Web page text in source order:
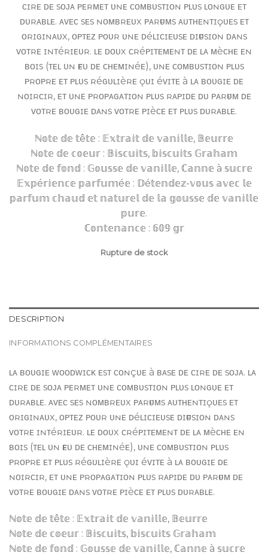
ᴄɪʀᴇ ᴅᴇ sᴏᴊᴀ ᴘᴇʀᴍᴇᴛ ᴜɴᴇ ᴄᴏᴍʙᴜsᴛɪᴏɴ ᴘʟᴜs ʟᴏɴɢᴜᴇ ᴇᴛ
ᴅᴜʀᴀʙʟᴇ. ᴀᴠᴇᴄ sᴇs ɴᴏᴍʙʀᴇᴜx ᴘᴀʀғᴜᴍs ᴀᴜᴛʜᴇɴᴛɪǫᴜᴇs ᴇᴛ
ᴏʀɪɢɪɴᴀᴜx, ᴏᴘᴛᴇᴢ ᴘᴏᴜʀ ᴜɴᴇ ᴅéʟɪᴄɪᴇᴜsᴇ ᴅɪғғᴜsɪᴏɴ ᴅᴀɴs
ᴠᴏᴛʀᴇ ɪɴᴛéʀɪᴇᴜʀ. ʟᴇ ᴅᴏᴜx ᴄʀéᴘɪᴛᴇᴍᴇɴᴛ ᴅᴇ ʟᴀ ᴍèᴄʜᴇ ᴇɴ
ʙᴏɪs (ᴛᴇʟ ᴜɴ ғᴇᴜ ᴅᴇ ᴄʜᴇᴍɪɴéᴇ), ᴜɴᴇ ᴄᴏᴍʙᴜsᴛɪᴏɴ ᴘʟᴜs
ᴘʀᴏᴘʀᴇ ᴇᴛ ᴘʟᴜs ʀéɢᴜʟɪèʀᴇ ǫᴜɪ éᴠɪᴛᴇ à ʟᴀ ʙᴏᴜɢɪᴇ ᴅᴇ
ɴᴏɪʀᴄɪʀ, ᴇᴛ ᴜɴᴇ ᴘʀᴏᴘᴀɢᴀᴛɪᴏɴ ᴘʟᴜs ʀᴀᴘɪᴅᴇ ᴅᴜ ᴘᴀʀғᴜᴍ ᴅᴇ
ᴠᴏᴛʀᴇ ʙᴏᴜɢɪᴇ ᴅᴀɴs ᴠᴏᴛʀᴇ ᴘɪèᴄᴇ ᴇᴛ ᴘʟᴜs ᴅᴜʀᴀʙʟᴇ.
ℕ𝕠𝕥𝕖 𝕕𝕖 𝕥ê𝕥𝕖 : 𝔼𝕩𝕥𝕣𝕒𝕚𝕥 𝕕𝕖 𝕧𝕒𝕟𝕚𝕝𝕝𝕖, 𝔹𝕖𝕦𝕣𝕣𝕖
ℕ𝕠𝕥𝕖 𝕕𝕖 𝕔𝕠𝕖𝕦𝕣 : 𝔹𝕚𝕤𝕔𝕦𝕚𝕥𝕤, 𝕓𝕚𝕤𝕔𝕦𝕚𝕥𝕤 𝔾𝕣𝕒𝕙𝕒𝕞
ℕ𝕠𝕥𝕖 𝕕𝕖 𝕗𝕠𝕟𝕕 : 𝔾𝕠𝕦𝕤𝕤𝕖 𝕕𝕖 𝕧𝕒𝕟𝕚𝕝𝕝𝕖, ℂ𝕒𝕟𝕟𝕖 à 𝕤𝕦𝕔𝕣𝕖
𝔼𝕩𝕡é𝕣𝕚𝕖𝕟𝕔𝕖 𝕡𝕒𝕣𝕗𝕦𝕞é𝕖 : 𝔻é𝕥𝕖𝕟𝕕𝕖𝕫-𝕧𝕠𝕦𝕤 𝕒𝕧𝕖𝕔 𝕝𝕖
𝕡𝕒𝕣𝕗𝕦𝕞 𝕔𝕙𝕒𝕦𝕕 𝕖𝕥 𝕟𝕒𝕥𝕦𝕣𝕖𝕝 𝕕𝕖 𝕝𝕒 𝕘𝕠𝕦𝕤𝕤𝕖 𝕕𝕖 𝕧𝕒𝕟𝕚𝕝𝕝𝕖
𝕡𝕦𝕣𝕖.
ℂ𝕠𝕟𝕥𝕖𝕟𝕒𝕟𝕔𝕖 : 𝟞𝟘𝟡 𝕘𝕣
Rupture de stock
DESCRIPTION
INFORMATIONS COMPLÉMENTAIRES
ʟᴀ ʙᴏᴜɢɪᴇ ᴡᴏᴏᴅᴡɪᴄᴋ ᴇsᴛ ᴄᴏɴçᴜᴇ à ʙᴀsᴇ ᴅᴇ ᴄɪʀᴇ ᴅᴇ sᴏᴊᴀ. ʟᴀ
ᴄɪʀᴇ ᴅᴇ sᴏᴊᴀ ᴘᴇʀᴍᴇᴛ ᴜɴᴇ ᴄᴏᴍʙᴜsᴛɪᴏɴ ᴘʟᴜs ʟᴏɴɢᴜᴇ ᴇᴛ
ᴅᴜʀᴀʙʟᴇ. ᴀᴠᴇᴄ sᴇs ɴᴏᴍʙʀᴇᴜx ᴘᴀʀғᴜᴍs ᴀᴜᴛʜᴇɴᴛɪǫᴜᴇs ᴇᴛ
ᴏʀɪɢɪɴᴀᴜx, ᴏᴘᴛᴇᴢ ᴘᴏᴜʀ ᴜɴᴇ ᴅéʟɪᴄɪᴇᴜsᴇ ᴅɪғғᴜsɪᴏɴ ᴅᴀɴs
ᴠᴏᴛʀᴇ ɪɴᴛéʀɪᴇᴜʀ. ʟᴇ ᴅᴏᴜx ᴄʀéᴘɪᴛᴇᴍᴇɴᴛ ᴅᴇ ʟᴀ ᴍèᴄʜᴇ ᴇɴ
ʙᴏɪs (ᴛᴇʟ ᴜɴ ғᴇᴜ ᴅᴇ ᴄʜᴇᴍɪɴéᴇ), ᴜɴᴇ ᴄᴏᴍʙᴜsᴛɪᴏɴ ᴘʟᴜs
ᴘʀᴏᴘʀᴇ ᴇᴛ ᴘʟᴜs ʀéɢᴜʟɪèʀᴇ ǫᴜɪ éᴠɪᴛᴇ à ʟᴀ ʙᴏᴜɢɪᴇ ᴅᴇ
ɴᴏɪʀᴄɪʀ, ᴇᴛ ᴜɴᴇ ᴘʀᴏᴘᴀɢᴀᴛɪᴏɴ ᴘʟᴜs ʀᴀᴘɪᴅᴇ ᴅᴜ ᴘᴀʀғᴜᴍ ᴅᴇ
ᴠᴏᴛʀᴇ ʙᴏᴜɢɪᴇ ᴅᴀɴs ᴠᴏᴛʀᴇ ᴘɪèᴄᴇ ᴇᴛ ᴘʟᴜs ᴅᴜʀᴀʙʟᴇ.
ℕ𝕠𝕥𝕖 𝕕𝕖 𝕥ê𝕥𝕖 : 𝔼𝕩𝕥𝕣𝕒𝕚𝕥 𝕕𝕖 𝕧𝕒𝕟𝕚𝕝𝕝𝕖, 𝔹𝕖𝕦𝕣𝕣𝕖
ℕ𝕠𝕥𝕖 𝕕𝕖 𝕔𝕠𝕖𝕦𝕣 : 𝔹𝕚𝕤𝕔𝕦𝕚𝕥𝕤, 𝕓𝕚𝕤𝕔𝕦𝕚𝕥𝕤 𝔾𝕣𝕒𝕙𝕒𝕞
ℕ𝕠𝕥𝕖 𝕕𝕖 𝕗𝕠𝕟𝕕 : 𝔾𝕠𝕦𝕤𝕤𝕖 𝕕𝕖 𝕧𝕒𝕟𝕚𝕝𝕝𝕖, ℂ𝕒𝕟𝕟𝕖 à 𝕤𝕦𝕔𝕣𝕖